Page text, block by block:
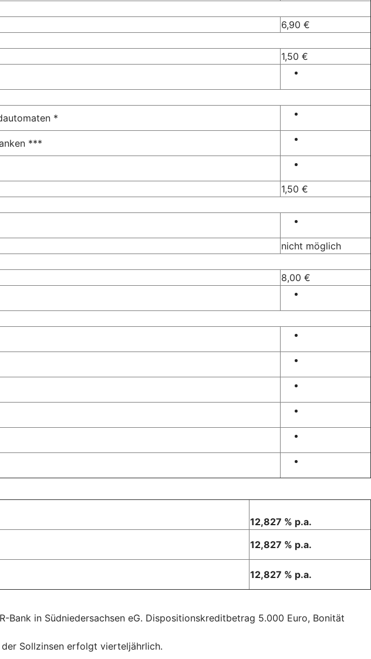
6,90 €
1,50 €
*
***
1,50 €
nicht möglich
8,00 €
12,827 % p.a.
12,827 % p.a.
12,827 % p.a.
in Südniedersachsen eG. Dispositionskreditbetrag 5.000 Euro, Bonität
der Sollzinsen erfolgt vierteljährlich.